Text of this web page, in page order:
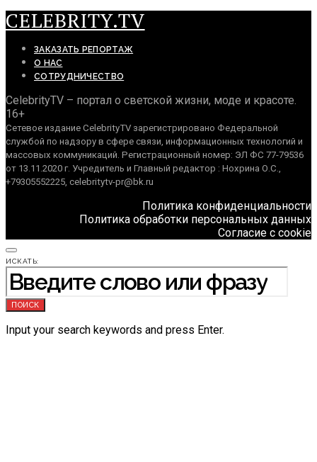
CELEBRITY.TV
ЗАКАЗАТЬ РЕПОРТАЖ
О НАС
СОТРУДНИЧЕСТВО
CelebrityTV – портал о светской жизни, моде и красоте.
16+
Сетевое издание CelebrityTV зарегистрировано Федеральной
службой по надзору в сфере связи, информационных технологий и
массовых коммуникаций. Регистрационный номер: ЭЛ ФС 77-79536
от 13.11.2020 г. Учредитель и Главный редактор : Нохрина О.С.,
+79305552225, celebritytv-pr@bk.ru
Политика конфиденциальности
Политика обработки персональных данных
Согласие с cookie
ИСКАТЬ:
ПОИСК
Input your search keywords and press Enter.